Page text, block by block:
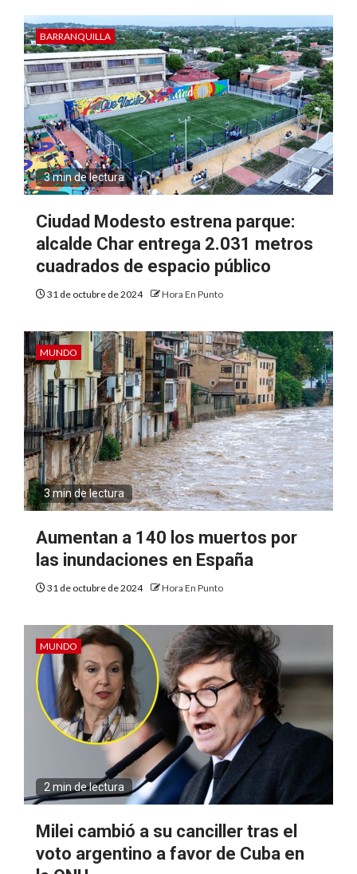
BARRANQUILLA
3 min de lectura
Ciudad Modesto estrena parque:
alcalde Char entrega 2.031 metros
cuadrados de espacio público
31 de octubre de 2024 Hora En Punto
MUNDO
3 min de lectura
Aumentan a 140 los muertos por
las inundaciones en España
31 de octubre de 2024 Hora En Punto
MUNDO
2 min de lectura
Milei cambió a su canciller tras el
voto argentino a favor de Cuba en